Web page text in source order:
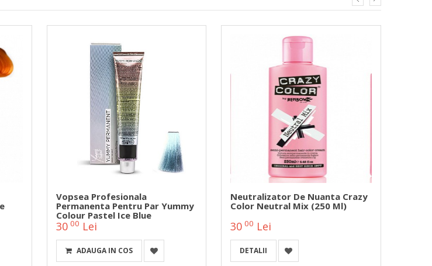
Vopsea Profesionala
Permanenta Pentru Par Yummy
Colour Pastel Ice Blue
3000 Lei
ADAUGA IN COS
Neutralizator De Nuanta Crazy
Color Neutral Mix (250 Ml)
30 00 Lei
DETALII